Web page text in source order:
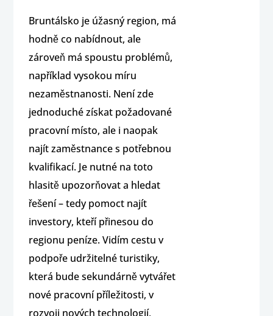
Bruntálsko je úžasný region, má
hodně co nabídnout, ale
zároveň má spoustu problémů,
například vysokou míru
nezaměstnanosti. Není zde
jednoduché získat požadované
pracovní místo, ale i naopak
najít zaměstnance s potřebnou
kvalifikací. Je nutné na toto
hlasitě upozorňovat a hledat
řešení – tedy pomoct najít
investory, kteří přinesou do
regionu peníze. Vidím cestu v
podpoře udržitelné turistiky,
která bude sekundárně vytvářet
nové pracovní příležitosti, v
rozvoji nových technologií,